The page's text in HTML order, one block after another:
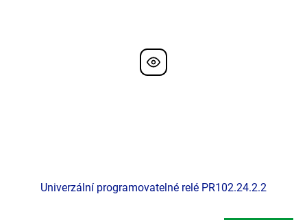
Univerzální programovatelné relé PR102.24.2.2